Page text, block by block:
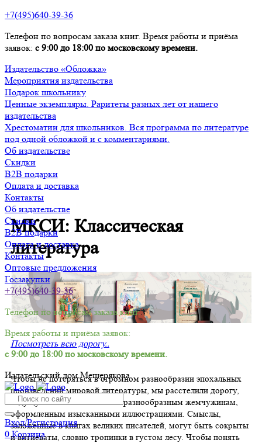
+7(495)640-39-36
Телефон по вопросам заказа книг. Время работы и приёма
заявок: с 9:00 до 18:00 по московскому времени.
Издательство «Обложка»
Мероприятия издательства
Подарок школьнику
Ценные экземпляры. Раритеты разных лет от нашего
издательства
Хрестоматии для школьников. Вся программа по литературе
под одной обложкой и с комментариями.
Об издательстве
Скидки
B2B подарки
Оплата и доставка
Контакты
Об издательстве
Скидки
B2B подарки
Оплата и доставка
Контакты
Оптовые предложения
Госзакупки
+7(495)640-39-36
Телефон по вопросам заказа книг.
Время работы и приёма заявок:
с 9:00 до 18:00 по московскому времени.
Издательский дом Мещерякова
Вход/Регистрация
0 Корзина
МКСИ: Классическая
литература
Посмотреть всю дорогу..
Чтобы не потеряться в огромном разнообразии эпохальных
произведений мировой литературы, мы расстелили дорогу,
ведущую наших читателей к разнообразным жемчужинам,
оформленным изысканными иллюстрациями. Смыслы,
заложенные в книгах великих писателей, могут быть сокрыты
и витиеваты, словно тропинки в густом лесу. Чтобы понять